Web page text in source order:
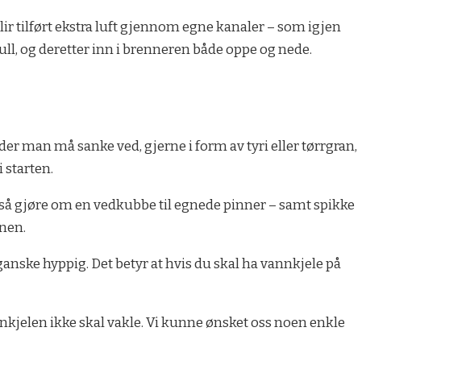
tilført ekstra luft gjennom egne kanaler – som igjen
og deretter inn i brenneren både oppe og nede.
man må sanke ved, gjerne i form av tyri eller tørrgran,
starten.
gjøre om en vedkubbe til egnede pinner – samt spikke
hyppig. Det betyr at hvis du skal ha vannkjele på
ikke skal vakle. Vi kunne ønsket oss noen enkle